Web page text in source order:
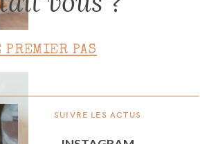
SUIVRE LES ACTUS
PREMIER PAS